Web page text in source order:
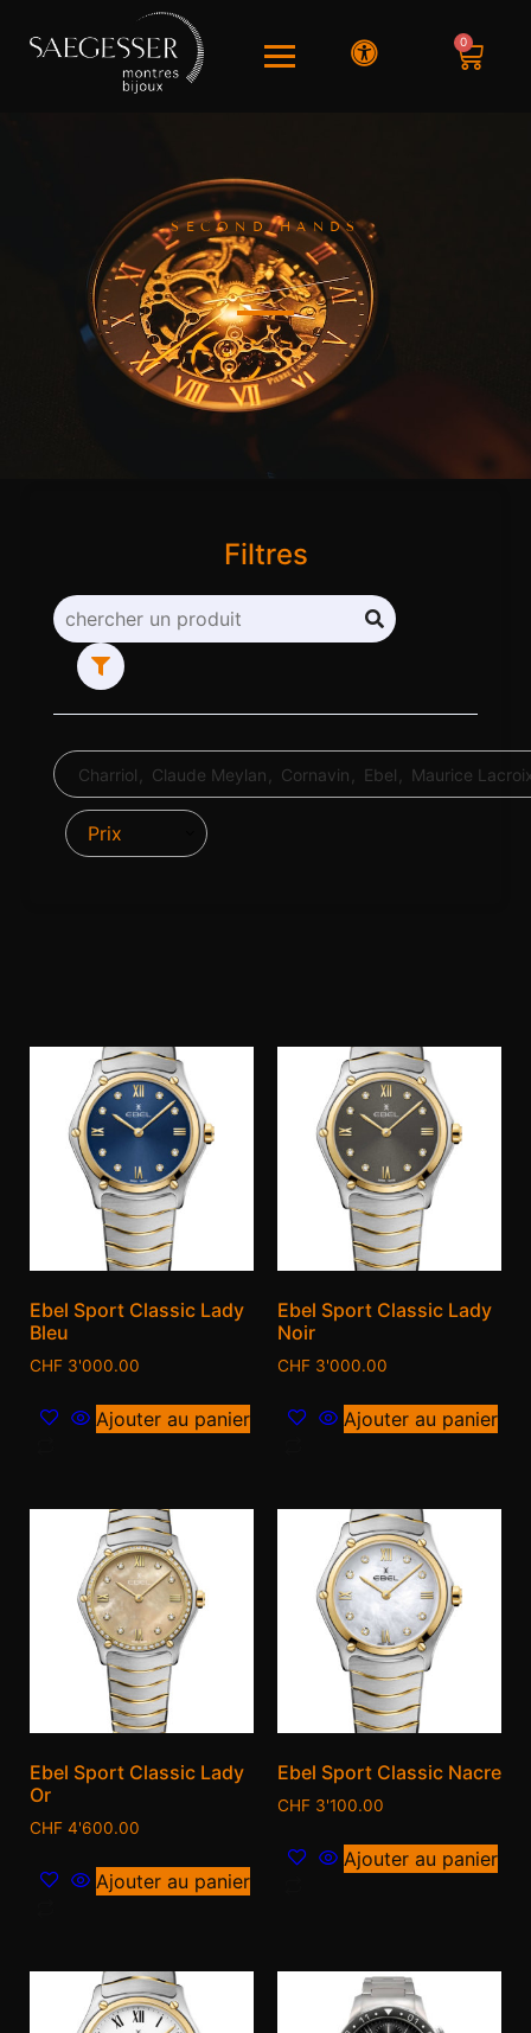
0
SECOND HANDS
Filtres
Charriol Claude Meylan Cornavin Ebel Maurice
Prix
Ebel Sport Classic Lady
Bleu
CHF 3'000.00
Ajouter au panier
Ebel Sport Classic Lady
Noir
CHF 3'000.00
Ajouter au panier
Ebel Sport Classic Lady
Or
CHF 4'600.00
Ajouter au panier
Ebel Sport Classic Nacre
CHF 3'100.00
Ajouter au panier